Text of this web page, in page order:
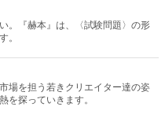
。『赫本』は、〈試験問題〉の形
。
場を担う若きクリエイター達の姿
を探っていきます。